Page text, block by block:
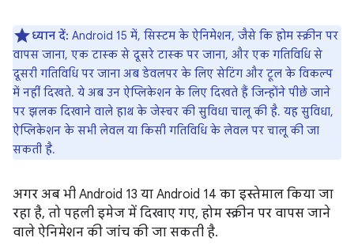
ध्यान दें: Android 15 में, सिस्टम के ऐनिमेशन, जैसे कि होम स्क्रीन पर
वापस जाना, एक टास्क से दूसरे टास्क पर जाना, और एक गतिविधि से
दूसरी गतिविधि पर जाना अब डेवलपर के लिए सेटिंग और टूल के विकल्प
में नहीं दिखते. ये अब उन ऐप्लिकेशन के लिए दिखते हैं जिन्होंने पीछे जाने
पर झलक दिखाने वाले हाथ के जेस्चर की सुविधा चालू की है. यह सुविधा,
ऐप्लिकेशन के सभी लेवल या किसी गतिविधि के लेवल पर चालू की जा
सकती है.
अगर अब भी Android 13 या Android 14 का इस्तेमाल किया जा
रहा है, तो पहली इमेज में दिखाए गए, होम स्क्रीन पर वापस जाने
वाले ऐनिमेशन की जांच की जा सकती है.